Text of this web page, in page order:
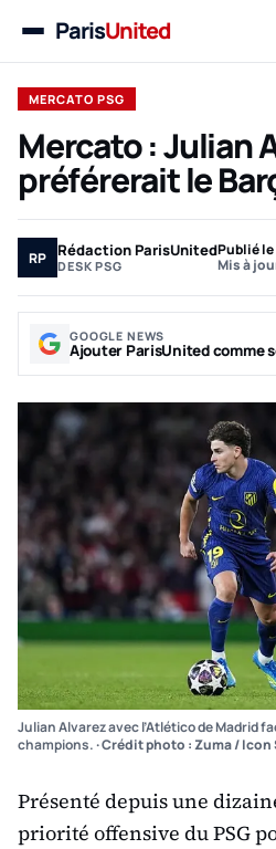
MenuParisUnited
MERCATO PSG
Mercato : Julian
préférerait le
RP Rédaction ParisUnited
DESK PSG
Publié le
Mis à
GOOGLE NEWS
Ajouter ParisUnited comme
Julian Alvarez avec l’Atlético de Madrid
champions.· Crédit photo : Zuma / Icon
Présenté depuis une
priorité offensive du PSG